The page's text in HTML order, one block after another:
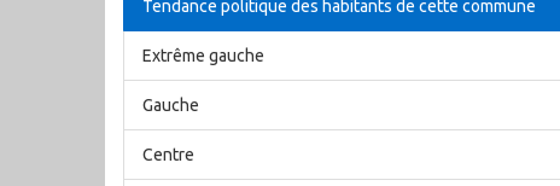
Tendance politique des habitants de cette commune
Extrême gauche
Gauche
Centre